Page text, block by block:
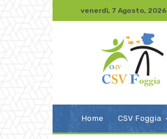
venerdì, 7 Agosto, 2026
Home CSV Foggia